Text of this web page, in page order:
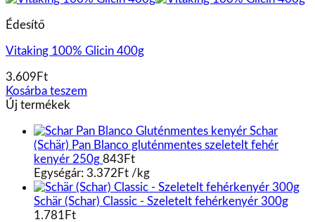
Édesítő
Vitaking 100% Glicin 400g
3.609 Ft
Kosárba teszem
Új termékek
Schar
(Schär) Pan Blanco gluténmentes szeletelt fehér
kenyér 250g 843 Ft
Egységár: 3.372 Ft /kg
Schär (Schar) Classic - Szeletelt fehérkenyér 300g
1.781 Ft